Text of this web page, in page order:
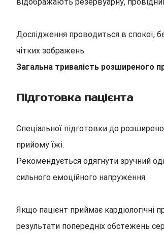
Дослідження проводиться в спокої,
чітких зображень.
Загальна тривалість розширеного
Підготовка пацієнта
Спеціальної підготовки до
прийому їжі.
Рекомендується одягнути зручний
сильного емоційного напруження.
Якщо пацієнт приймає кардіологічні
результати попередніх обстежень